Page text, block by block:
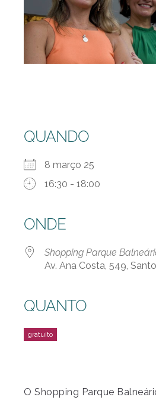
QUANDO
8 março 25
16:30 - 18:00
ONDE
Shopping Parque
Av. Ana Costa, 549,
QUANTO
O Shopping Parque